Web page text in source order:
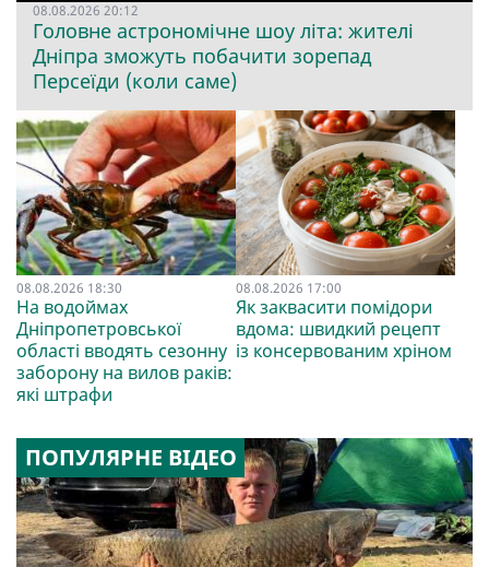
08.08.2026 20:12
Головне астрономічне шоу літа: жителі
Дніпра зможуть побачити зорепад
Персеїди (коли саме)
08.08.2026 18:30
На водоймах
Дніпропетровської
області вводять сезонну
заборону на вилов раків:
які штрафи
08.08.2026 17:00
Як заквасити помідори
вдома: швидкий рецепт
із консервованим хріном
ПОПУЛЯРНЕ ВІДЕО